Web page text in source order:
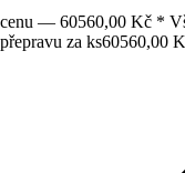
cenu — 60560,00 Kč *
přepravu za ks60560,00